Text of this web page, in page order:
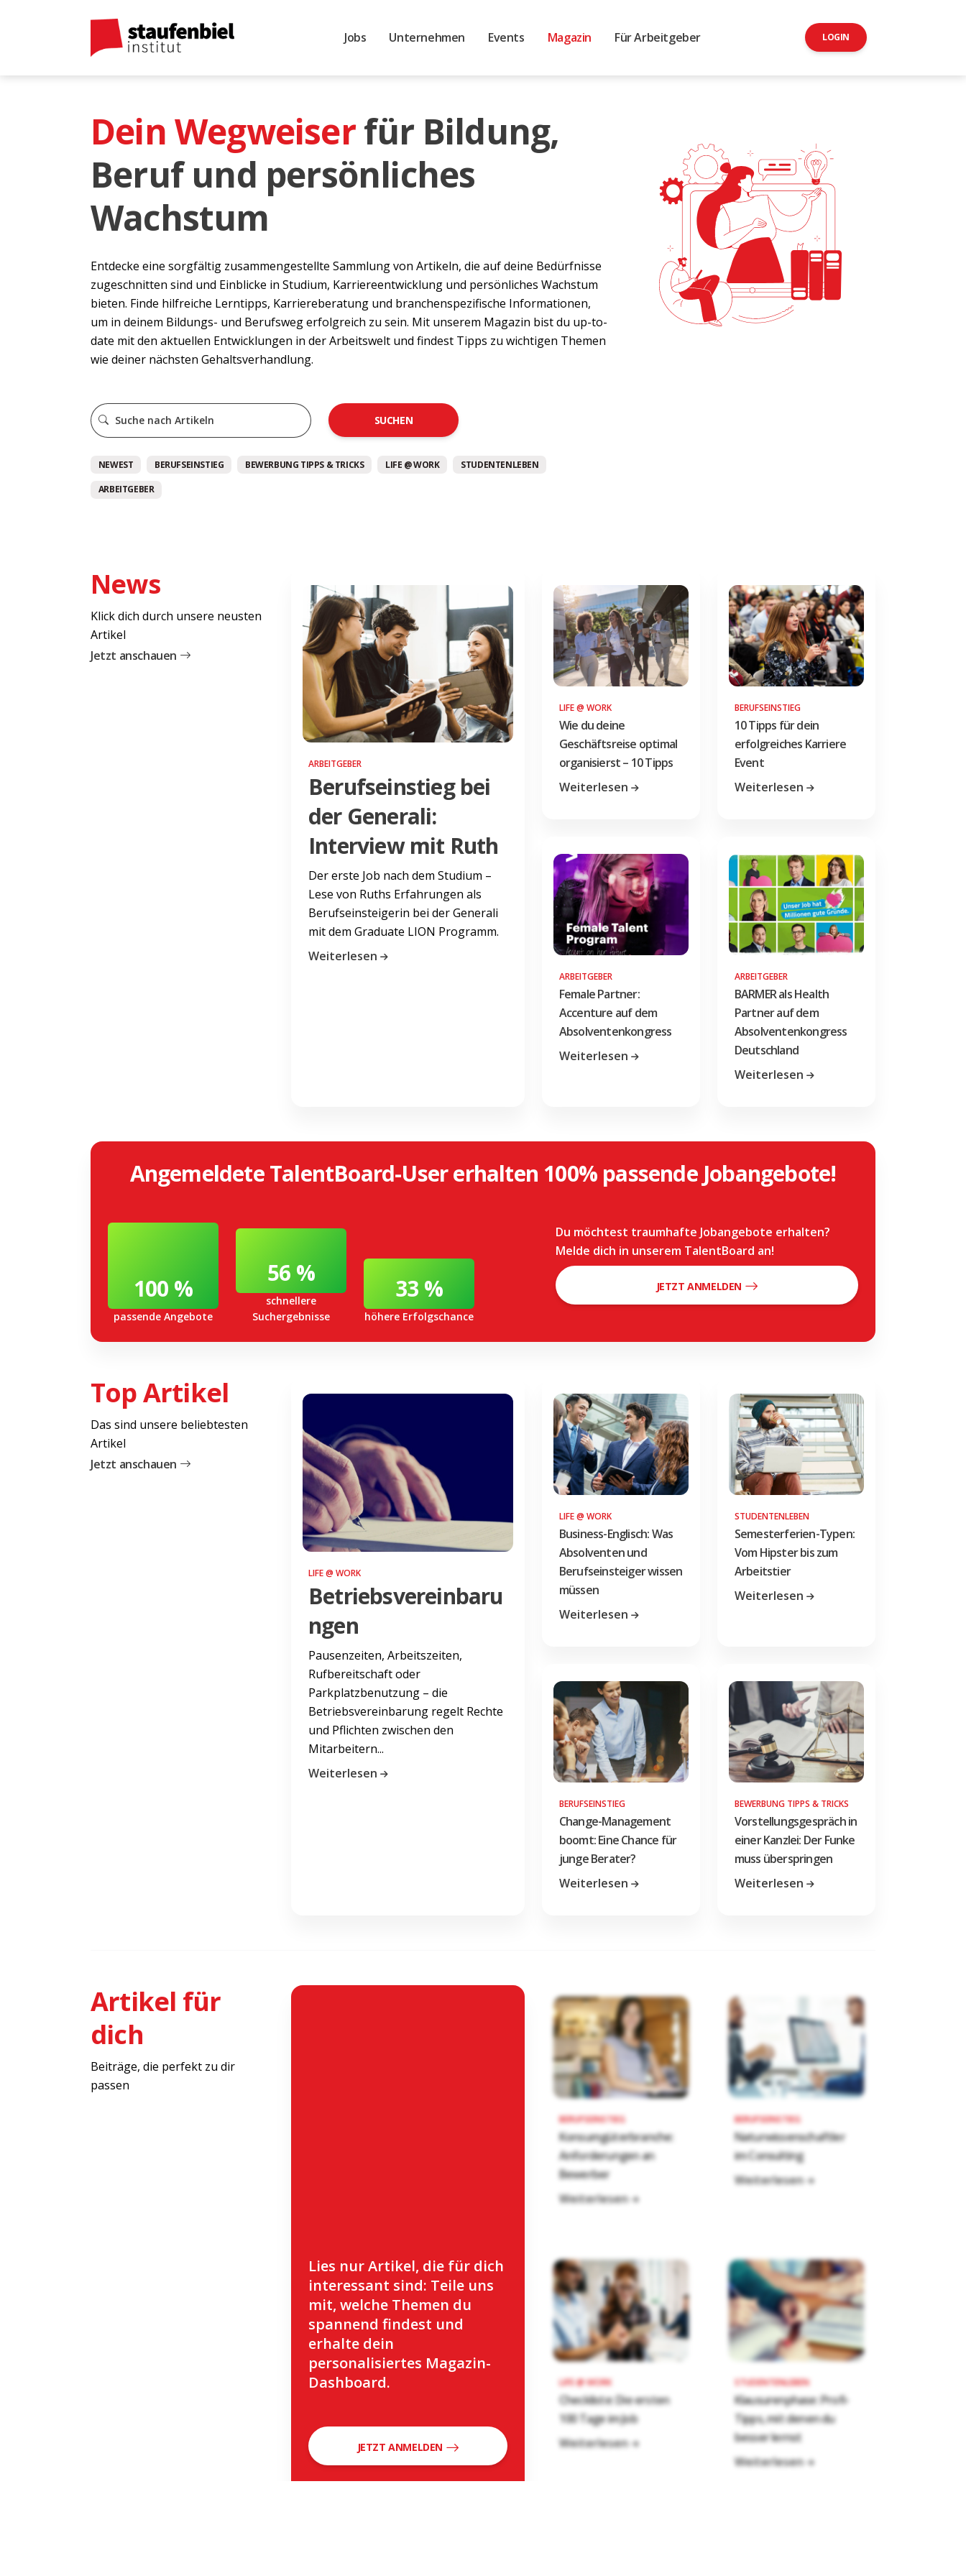
Jobs Unternehmen Events Magazin Für Arbeitgeber LOGIN
Dein Wegweiserfür Bildung,
Beruf und persönliches
Wachstum
Entdecke eine sorgfältig zusammengestellte Sammlung von Artikeln, die auf deine Bedürfnisse
zugeschnitten sind und Einblicke in Studium, Karriereentwicklung und persönliches Wachstum
bieten. Finde hilfreiche Lerntipps, Karriereberatung und branchenspezifische Informationen,
um in deinem Bildungs- und Berufsweg erfolgreich zu sein. Mit unserem Magazin bist du up-to-
date mit den aktuellen Entwicklungen in der Arbeitswelt und findest Tipps zu wichtigen Themen
wie deiner nächsten Gehaltsverhandlung.
SUCHEN
NEWEST BERUFSEINSTIEG BEWERBUNG TIPPS & TRICKS LIFE @ WORK STUDENTENLEBEN
ARBEITGEBER
News
Klick dich durch unsere neusten
Artikel
Jetzt anschauen
ARBEITGEBER
Berufseinstieg bei
der Generali:
Interview mit Ruth
Der erste Job nach dem Studium –
Lese von Ruths Erfahrungen als
Berufseinsteigerin bei der Generali
mit dem Graduate LION Programm.
Weiterlesen
LIFE @ WORK
Wie du deine
Geschäftsreise optimal
organisierst – 10 Tipps
Weiterlesen
BERUFSEINSTIEG
10 Tipps für dein
erfolgreiches Karriere
Event
Weiterlesen
ARBEITGEBER
Female Partner:
Accenture auf dem
Absolventenkongress
Weiterlesen
ARBEITGEBER
BARMER als Health
Partner auf dem
Absolventenkongress
Deutschland
Weiterlesen
Angemeldete TalentBoard-User erhalten 100% passende Jobangebote!
100 %
passende Angebote
56 %
schnellere
Suchergebnisse
33 %
höhere Erfolgschance
Du möchtest traumhafte Jobangebote erhalten?
Melde dich in unserem TalentBoard an!
JETZT ANMELDEN
Top Artikel
Das sind unsere beliebtesten
Artikel
Jetzt anschauen
LIFE @ WORK
Betriebsvereinbaru
ngen
Pausenzeiten, Arbeitszeiten,
Rufbereitschaft oder
Parkplatzbenutzung – die
Betriebsvereinbarung regelt Rechte
und Pflichten zwischen den
Mitarbeitern...
Weiterlesen
LIFE @ WORK
Business-Englisch: Was
Absolventen und
Berufseinsteiger wissen
müssen
Weiterlesen
STUDENTENLEBEN
Semesterferien-Typen:
Vom Hipster bis zum
Arbeitstier
Weiterlesen
BERUFSEINSTIEG
Change-Management
boomt: Eine Chance für
junge Berater?
Weiterlesen
BEWERBUNG TIPPS & TRICKS
Vorstellungsgespräch in
einer Kanzlei: Der Funke
muss überspringen
Weiterlesen
Artikel für
dich
Beiträge, die perfekt zu dir
passen
Lies nur Artikel, die für dich
interessant sind: Teile uns
mit, welche Themen du
spannend findest und
erhalte dein
personalisiertes Magazin-
Dashboard.
JETZT ANMELDEN
BERUFSEINSTIEG
Konsumgüterbranche:
Anforderungen an
Bewerber
Weiterlesen
BERUFSEINSTIEG
Naturwissenschaftler
im Consulting
Weiterlesen
LIFE @ WORK
Checkliste: Die ersten
100 Tage im Job
Weiterlesen
STUDENTENLEBEN
Klausurenphase: Profi-
Tipps, mit denen du
besser lernst
Weiterlesen